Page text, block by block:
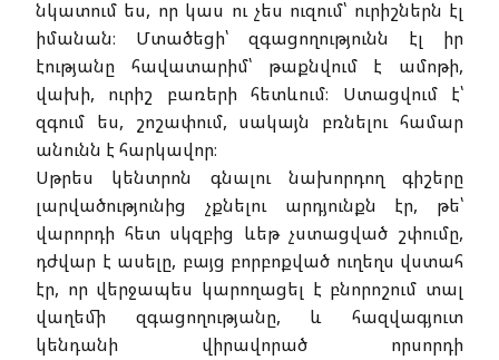
նկատում ես, որ կաս ու չես ուզում՝ ուրիշներն էլ
իմանան։ Մտածեցի՝ զգացողությունն էլ իր
էությանը հավատարիմ՝ թաքնվում է ամոթի,
վախի, ուրիշ բառերի հետևում։ Ստացվում է՝
զգում ես, շոշափում, սակայն բռնելու համար
անունն է հարկավոր։
Սթրես կենտրոն գնալու նախորդող գիշերը
լարվածությունից չքնելու արդյունքն էր, թե՝
վարորդի հետ սկզբից ևեթ չստացված շփումը,
դժվար է ասելը, բայց բորբոքված ուղեղս վստահ
էր, որ վերջապես կարողացել է բնորոշում տալ
վաղեմի զգացողությանը, և հազվագյուտ
կենդանի վիրավորած որսորդի